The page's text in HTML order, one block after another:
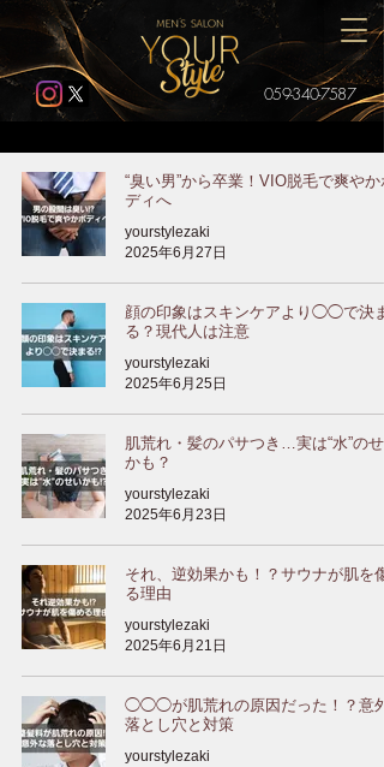
059-340-7587
“臭い男”から卒業！VIO脱毛で爽やか
ディへ
yourstylezaki
2025年6月27日
顔の印象はスキンケアより◯◯で決ま
る？現代人は注意
yourstylezaki
2025年6月25日
肌荒れ・髪のパサつき…実は“水”のせ
かも？
yourstylezaki
2025年6月23日
それ、逆効果かも！？サウナが肌を
る理由
yourstylezaki
2025年6月21日
◯◯◯が肌荒れの原因だった！？意外
落とし穴と対策
yourstylezaki